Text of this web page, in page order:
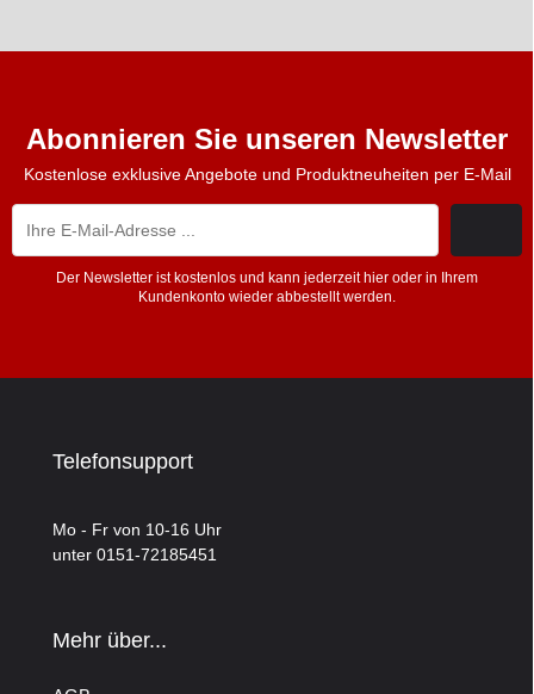
Abonnieren Sie unseren Newsletter
Kostenlose exklusive Angebote und Produktneuheiten per E-Mail
Der Newsletter ist kostenlos und kann jederzeit hier oder in Ihrem
Kundenkonto wieder abbestellt werden.
Telefonsupport
Mo - Fr von 10-16 Uhr
unter 0151-72185451
Mehr über...